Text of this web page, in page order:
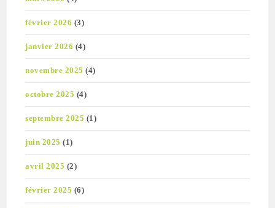
février 2026 (3)
janvier 2026 (4)
novembre 2025 (4)
octobre 2025 (4)
septembre 2025 (1)
juin 2025 (1)
avril 2025 (2)
février 2025 (6)